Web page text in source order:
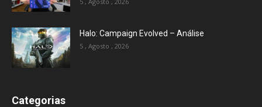
Halo: Campaign Evolved – Análise
5 , Agosto , 2026
Categorias